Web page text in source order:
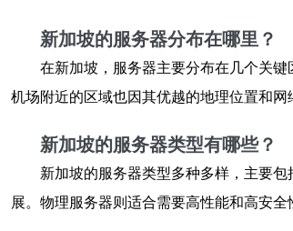
新加坡的服务器分布在哪里？
在新加坡，服务器主要分布在几个关
机场附近的区域也因其优越的地理位置和网
新加坡的服务器类型有哪些？
新加坡的服务器类型多种多样，主要
展。物理服务器则适合需要高性能和高安全